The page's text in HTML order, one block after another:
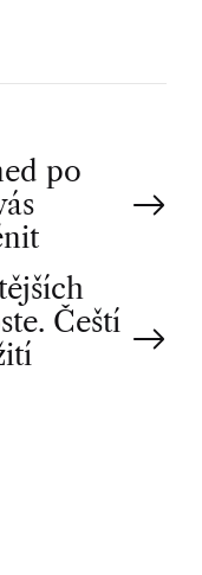
po
Čeští